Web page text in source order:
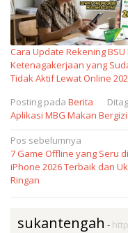
Cara Update Rekening BSU
Ketenagakerjaan yang
Tidak Aktif Lewat Online
Posting pada Berita Ditag
Aplikasi MBG Makan
Navigasi
pos
Pos sebelumnya
7 Game Offline yang Seru di
iPhone 2026 Terbaik dan
Ringan
sukantengah -